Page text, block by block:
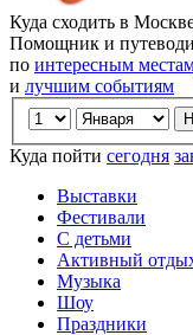
Куда сходить в
Помощник и
по интересным
и лучшим событиям
Куда пойти сегодня
Выставки
Фестивали
С детьми
Активный
Музыка
Шоу
Праздники